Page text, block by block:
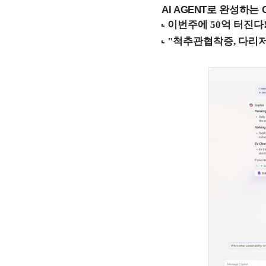
AI AGENT로 완성하는